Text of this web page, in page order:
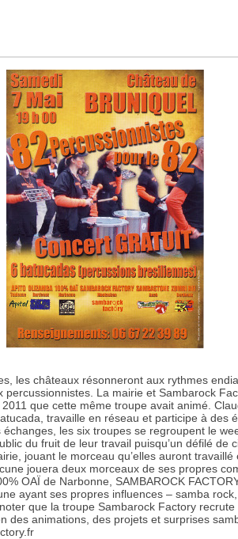
les châteaux résonneront aux rythmes
La mairie et Sambarock
que cette même troupe avait animé.
travaille en réseau et participe à des
les six troupes se regroupent le
du fruit de leur travail puisqu’un défilé de
jouant le morceau qu’elles auront travaillé
jouera deux morceaux de ses propres
OAÏ de Narbonne, SAMBAROCK
ayant ses propres influences – samba
que la troupe Sambarock Factory
des animations, des projets et surprises